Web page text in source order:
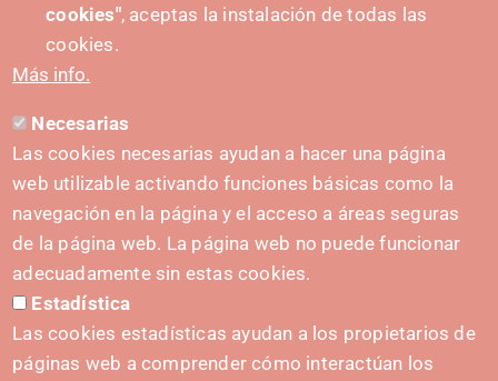
IMPULSA
cookies", aceptas la instalación de todas las
cookies.
Más info.
Necesarias
Las cookies necesarias ayudan a hacer una página
web utilizable activando funciones básicas como la
navegación en la página y el acceso a áreas seguras
de la página web. La página web no puede funcionar
adecuadamente sin estas cookies.
Estadística
Las cookies estadísticas ayudan a los propietarios de
páginas web a comprender cómo interactúan los